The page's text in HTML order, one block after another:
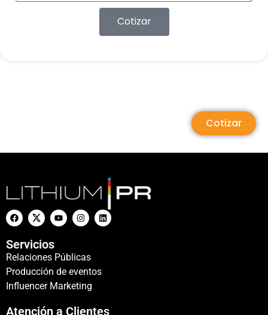
Cotizar
Cotizar
Servicios
Relaciones Públicas
Producción de eventos
Influencer Marketing
Atención a Clientes